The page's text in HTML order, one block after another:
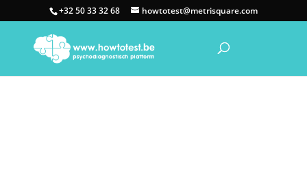
+32 50 33 32 68 howtotest@metrisquare.com